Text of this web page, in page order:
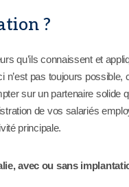
?
qu’ils connaissent et
n’est pas toujours
sur un partenaire solide
de vos salariés
principale.
avec ou sans